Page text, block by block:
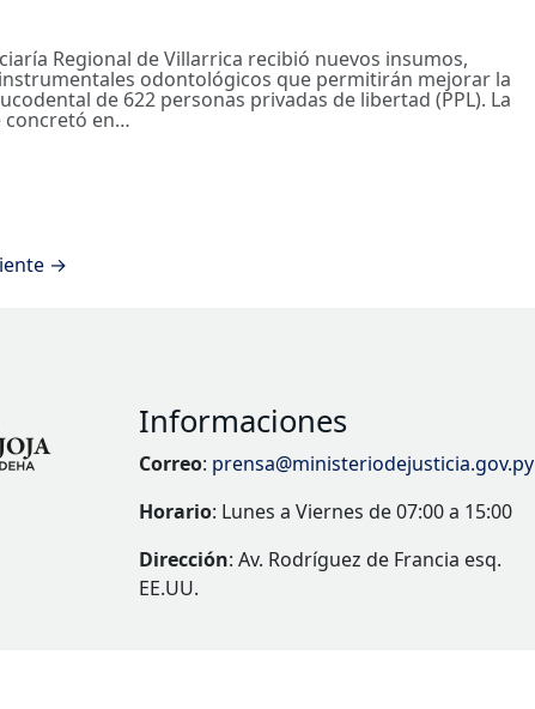
Regional de Villarrica recibió nuevos insumos,
odontológicos que permitirán mejorar la
de 622 personas privadas de libertad (PPL). La
concretó en…
→
Informaciones
Correo: prensa@ministeriodejusticia.gov.py
Horario: Lunes a Viernes de 07:00 a 15:00
Dirección: Av. Rodríguez de Francia esq.
EE.UU.